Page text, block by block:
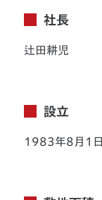
社長
辻田耕児
設立
1983年8月1日